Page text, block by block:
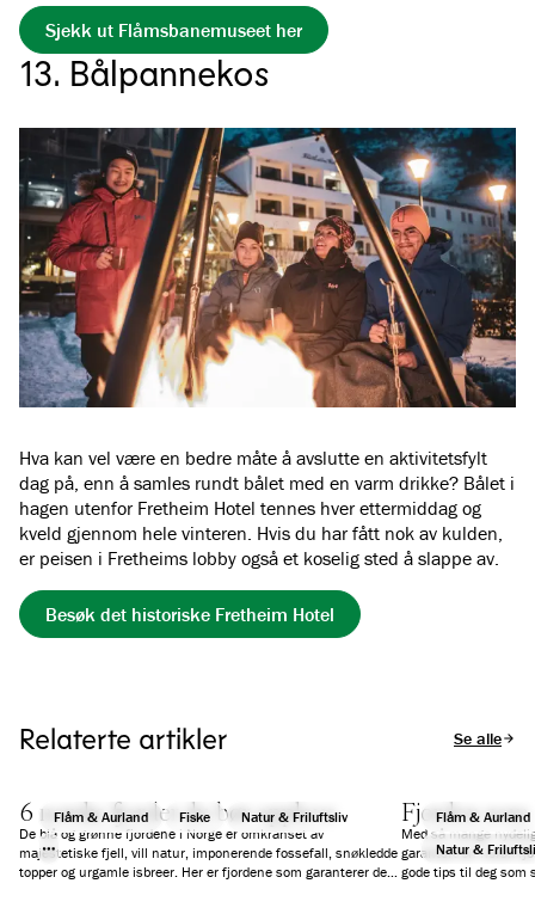
Sjekk ut Flåmsbanemuseet her
13. Bålpannekos
Hva kan vel være en bedre måte å avslutte en aktivitetsfylt
dag på, enn å samles rundt bålet med en varm drikke? Bålet i
hagen utenfor Fretheim Hotel tennes hver ettermiddag og
kveld gjennom hele vinteren. Hvis du har fått nok av kulden,
er peisen i Fretheims lobby også et koselig sted å slappe av.
Besøk det historiske Fretheim Hotel
Relaterte artikler Se alle
Flåm & Aurland Fiske Natur & Friluftsliv
6 norske fjorder du bør oppleve
De blå og grønne fjordene i Norge er omkranset av
majestetiske fjell, vill natur, imponerende fossefall, snøkledde
topper og urgamle isbreer. Her er fjordene som garanterer deg
Flåm & Aurland
Natur &
Fjorden som
Med så mange
garantert en norsk
gode tips til deg som